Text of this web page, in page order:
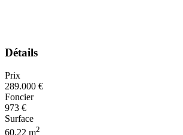
Détails
Prix
289.000 €
Foncier
973 €
Surface
60,22 m2